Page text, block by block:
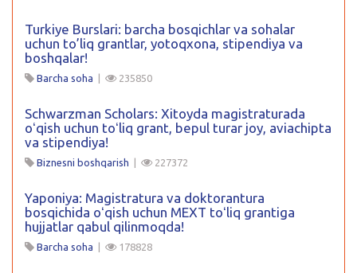
Turkiye Burslari: barcha bosqichlar va sohalar
uchun to’liq grantlar, yotoqxona, stipendiya va
boshqalar!
Barcha soha | 235850
Schwarzman Scholars: Xitoyda magistraturada
oʻqish uchun toʻliq grant, bepul turar joy, aviachipta
va stipendiya!
Biznesni boshqarish | 227372
Yaponiya: Magistratura va doktorantura
bosqichida oʻqish uchun MEXT toʻliq grantiga
hujjatlar qabul qilinmoqda!
Barcha soha | 178828